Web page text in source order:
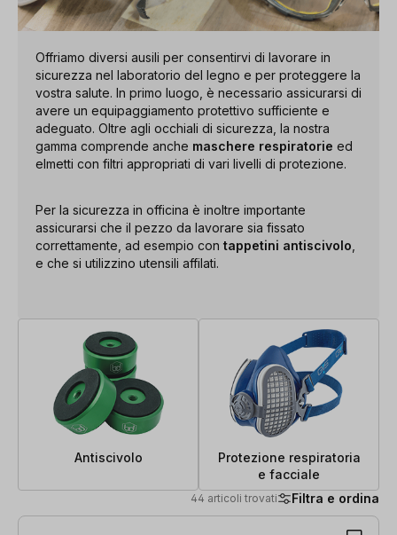
Offriamo diversi ausili per consentirvi di lavorare in
sicurezza nel laboratorio del legno e per proteggere la
vostra salute. In primo luogo, è necessario assicurarsi di
avere un equipaggiamento protettivo sufficiente e
adeguato. Oltre agli occhiali di sicurezza, la nostra
gamma comprende anche maschere respiratorie ed
elmetti con filtri appropriati di vari livelli di protezione.
Per la sicurezza in officina è inoltre importante
assicurarsi che il pezzo da lavorare sia fissato
correttamente, ad esempio con tappetini antiscivolo
e che si utilizzino utensili affilati.
Antiscivolo
Protezione respiratoria
e facciale
44 articoli trovati Filtra e ordina
44 articoli trovati